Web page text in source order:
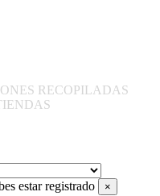
RECOPILADAS
estar registrado ×